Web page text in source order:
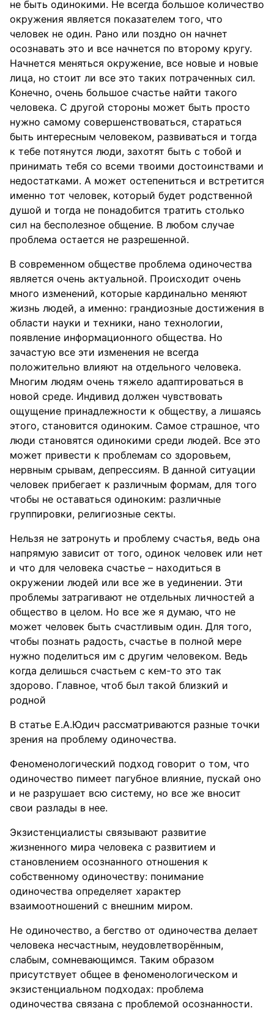
не быть одинокими. Не всегда большое количество
окружения является показателем того, что
человек не один. Рано или поздно он начнет
осознавать это и все начнется по второму кругу.
Начнется меняться окружение, все новые и новые
лица, но стоит ли все это таких потраченных сил.
Конечно, очень большое счастье найти такого
человека. С другой стороны может быть просто
нужно самому совершенствоваться, стараться
быть интересным человеком, развиваться и тогда
к тебе потянутся люди, захотят быть с тобой и
принимать тебя со всеми твоими достоинствами и
недостатками. А может остепениться и встретится
именно тот человек, который будет родственной
душой и тогда не понадобится тратить столько
сил на бесполезное общение. В любом случае
проблема остается не разрешенной.
В современном обществе проблема одиночества
является очень актуальной. Происходит очень
много изменений, которые кардинально меняют
жизнь людей, а именно: грандиозные достижения в
области науки и техники, нано технологии,
появление информационного общества. Но
зачастую все эти изменения не всегда
положительно влияют на отдельного человека.
Многим людям очень тяжело адаптироваться в
новой среде. Индивид должен чувствовать
ощущение принадлежности к обществу, а лишаясь
этого, становится одиноким. Самое страшное, что
люди становятся одинокими среди людей. Все это
может привести к проблемам со здоровьем,
нервным срывам, депрессиям. В данной ситуации
человек прибегает к различным формам, для того
чтобы не оставаться одиноким: различные
группировки, религиозные секты.
Нельзя не затронуть и проблему счастья, ведь она
напрямую зависит от того, одинок человек или нет
и что для человека счастье – находиться в
окружении людей или все же в уединении. Эти
проблемы затрагивают не отдельных личностей а
общество в целом. Но все же я думаю, что не
может человек быть счастливым один. Для того,
чтобы познать радость, счастье в полной мере
нужно поделиться им с другим человеком. Ведь
когда делишься счастьем с кем-то это так
здорово. Главное, чтоб был такой близкий и
родной
В статье Е.А.Юдич рассматриваются разные точки
зрения на проблему одиночества.
Феноменологический подход говорит о том, что
одиночество пимеет пагубное влияние, пускай оно
и не разрушает всю систему, но все же вносит
свои разлады в нее.
Экзистенциалисты связывают развитие
жизненного мира человека с развитием и
становлением осознанного отношения к
собственному одиночеству: понимание
одиночества определяет характер
взаимоотношений с внешним миром.
Не одиночество, а бегство от одиночества делает
человека несчастным, неудовлетворённым,
слабым, сомневающимся. Таким образом
присутствует общее в феноменологическом и
экзистенциальном подходах: проблема
одиночества связана с проблемой осознанности.